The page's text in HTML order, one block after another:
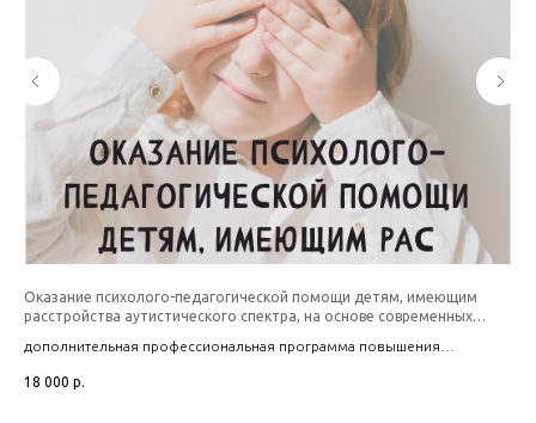
Оказание психолого-педагогической помощи детям, имеющим
расстройства аутистического спектра, на основе современных
дополнительная профессиональная программа повышения
18 000 р.